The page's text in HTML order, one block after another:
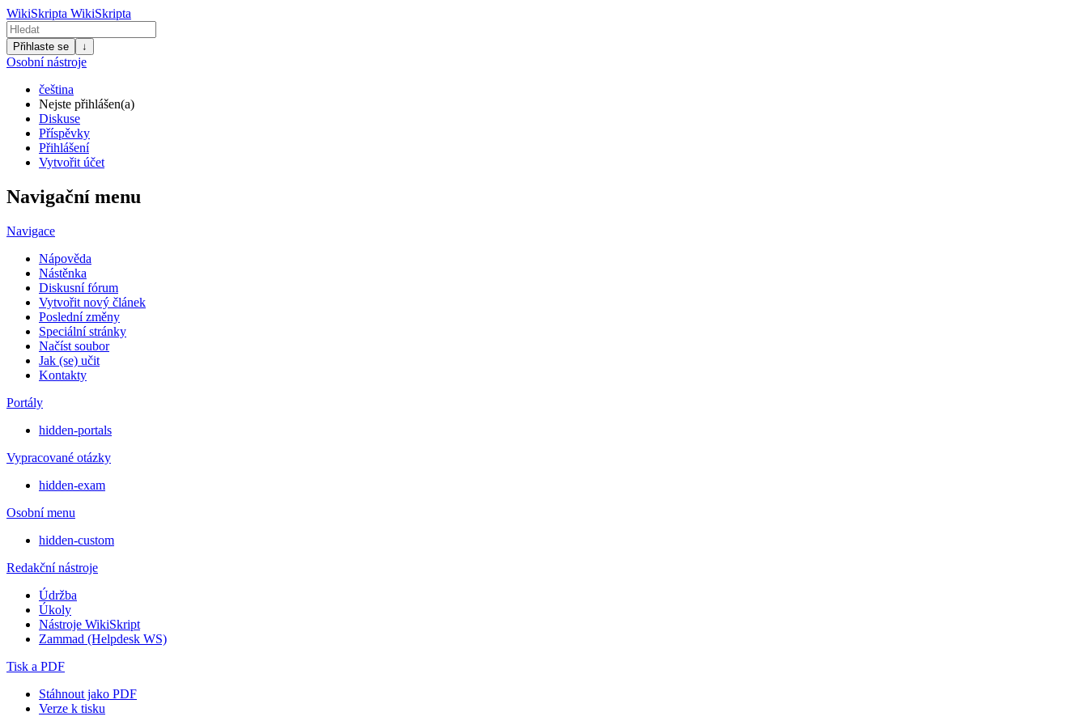
WikiSkripta WikiSkripta
Přihlaste se ↓
Osobní nástroje
čeština
Nejste přihlášen(a)
Diskuse
Příspěvky
Přihlášení
Vytvořit účet
Navigační menu
Navigace
Nápověda
Nástěnka
Diskusní fórum
Vytvořit nový článek
Poslední změny
Speciální stránky
Načíst soubor
Jak (se) učit
Kontakty
Portály
hidden-portals
Vypracované otázky
hidden-exam
Osobní menu
hidden-custom
Redakční nástroje
Údržba
Úkoly
Nástroje WikiSkript
Zammad (Helpdesk WS)
Tisk a PDF
Stáhnout jako PDF
Verze k tisku